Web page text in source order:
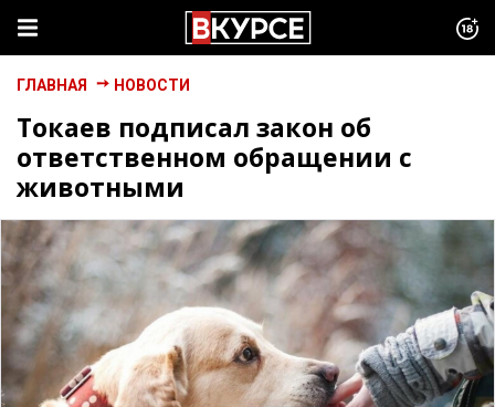
ГЛАВНАЯ НОВОСТИ
Токаев подписал закон об
ответственном обращении с
животными